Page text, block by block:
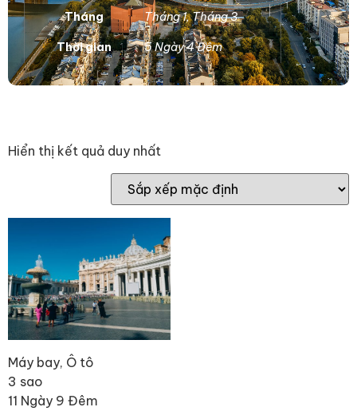
Tháng Tháng 1,Tháng 3
Thời gian 5 Ngày 4 Đêm
Hiển thị kết quả duy nhất
Máy bay, Ô tô
3 sao
11 Ngày 9 Đêm